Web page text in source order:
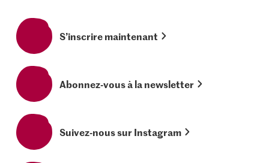
S’inscrire maintenant
Abonnez-vous à la newsletter
Suivez-nous sur Instagram